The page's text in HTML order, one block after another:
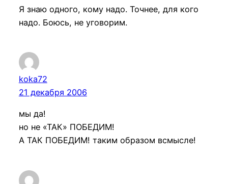
Я знаю одного, кому надо. Точнее, для кого
надо. Боюсь, не уговорим.
koka72
21 декабря 2006
мы да!
но не «ТАК» ПОБЕДИМ!
А ТАК ПОБЕДИМ! таким образом всмысле!